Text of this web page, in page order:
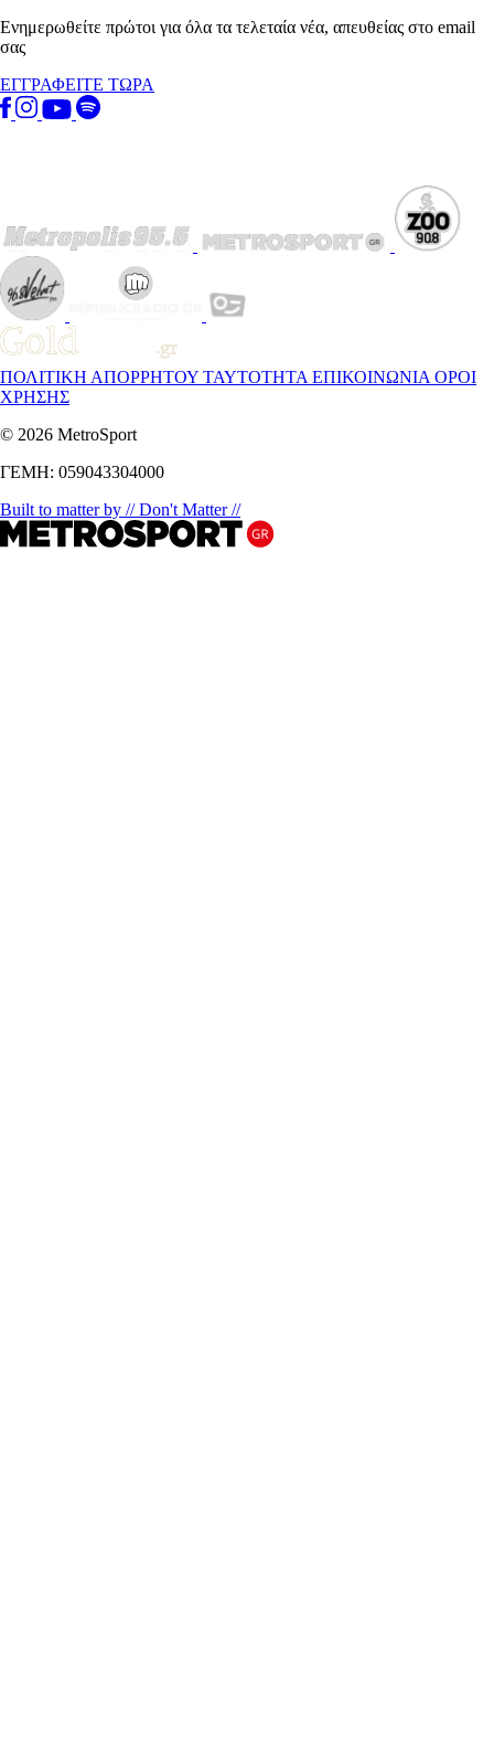
Ενημερωθείτε πρώτοι για όλα τα τελεταία νέα, απευθείας στο email
σας
ΕΓΓΡΑΦΕΙΤΕ ΤΩΡΑ
ΠΟΛΙΤΙΚΗ ΑΠΟΡΡΗΤΟΥ ΤΑΥΤΟΤΗΤΑ ΕΠΙΚΟΙΝΩΝΙΑ ΟΡΟΙ
ΧΡΗΣΗΣ
© 2026 MetroSport
ΓΕΜΗ: 059043304000
Built to matter by // Don't Matter //